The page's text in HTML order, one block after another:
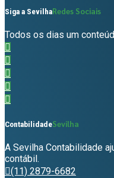
Siga a SevilhaRedes Sociais
Todos os dias um
ContabilidadeSevilha
A Sevilha Contabilidade
contábil.
(11) 2879-6682